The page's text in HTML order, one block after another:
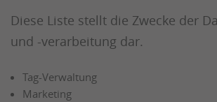
Diese Liste stellt die Zwecke der
und -verarbeitung dar.
Tag-Verwaltung
Marketing